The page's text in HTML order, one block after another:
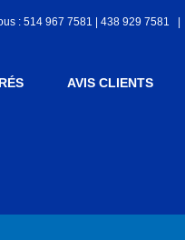
: 514 967 7581 | 438 929 7581
AVIS CLIENTS